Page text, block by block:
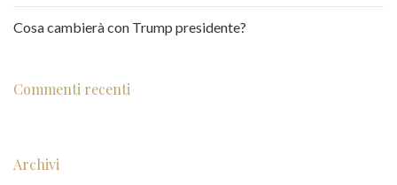
Cosa cambierà con Trump presidente?
Commenti recenti
Archivi